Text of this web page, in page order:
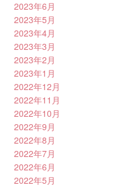
2023年6月
2023年5月
2023年4月
2023年3月
2023年2月
2023年1月
2022年12月
2022年11月
2022年10月
2022年9月
2022年8月
2022年7月
2022年6月
2022年5月